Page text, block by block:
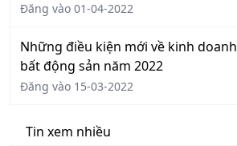
Đăng vào 01-04-2022
Những điều kiện mới về kinh doanh
bất động sản năm 2022
Đăng vào 15-03-2022
Tin xem nhiều